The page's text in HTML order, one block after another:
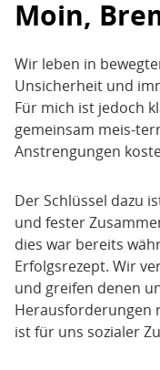
Moin,
Wir leben in
Unsicherheit und
Für mich ist jedoch
gemeinsam meis-
Anstrengungen
Der Schlüssel dazu
und fester
dies war bereits
Erfolgsrezept. Wir
und greifen denen
Herausforderungen
ist für uns sozialer